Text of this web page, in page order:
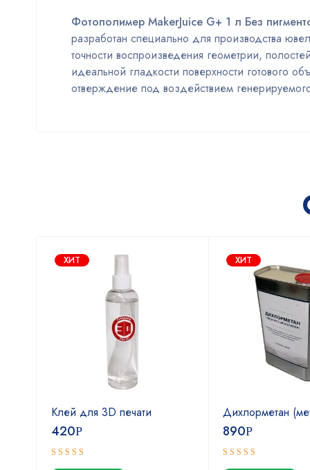
Фотополимер MakerJuice G+ 1 л Без
разработан специально для производства
точности воспроизведения геометрии,
идеальной гладкости поверхности готового
отверждение под воздействием
ХИТ
Клей для 3D печати
420Р
ХИТ
Дихлорметан
890Р